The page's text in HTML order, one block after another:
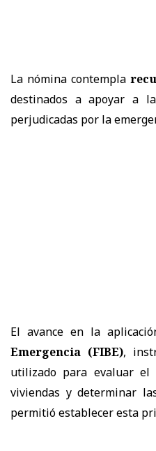
La nómina contempla
destinados a apoyar a
perjudicadas por la
El avance en la
Emergencia (FIBE),
utilizado para evaluar el
viviendas y determinar
permitió establecer esta